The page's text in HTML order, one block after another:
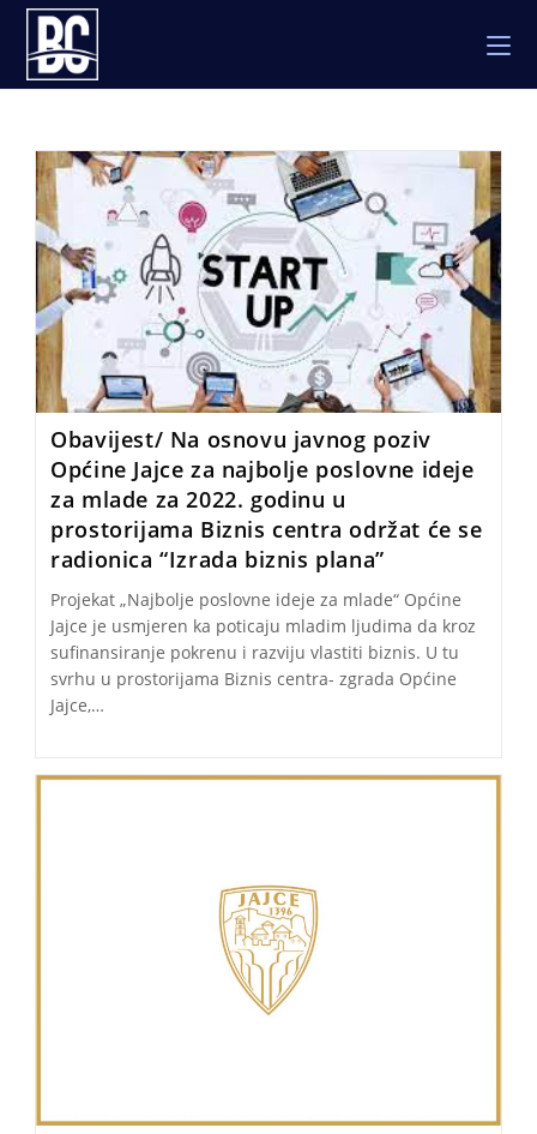
Skip
content
Obavijest/ Na osnovu javnog poziv
Općine Jajce za najbolje poslovne ideje
za mlade za 2022. godinu u
prostorijama Biznis centra održat će se
radionica “Izrada biznis plana”
Projekat „Najbolje poslovne ideje za mlade“ Općine
Jajce je usmjeren ka poticaju mladim ljudima da kroz
sufinansiranje pokrenu i razviju vlastiti biznis. U tu
svrhu u prostorijama Biznis centra- zgrada Općine
Jajce,…